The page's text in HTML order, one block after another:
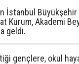
İstanbul
Kurum, Akademi
geldi.
gençlere, okul